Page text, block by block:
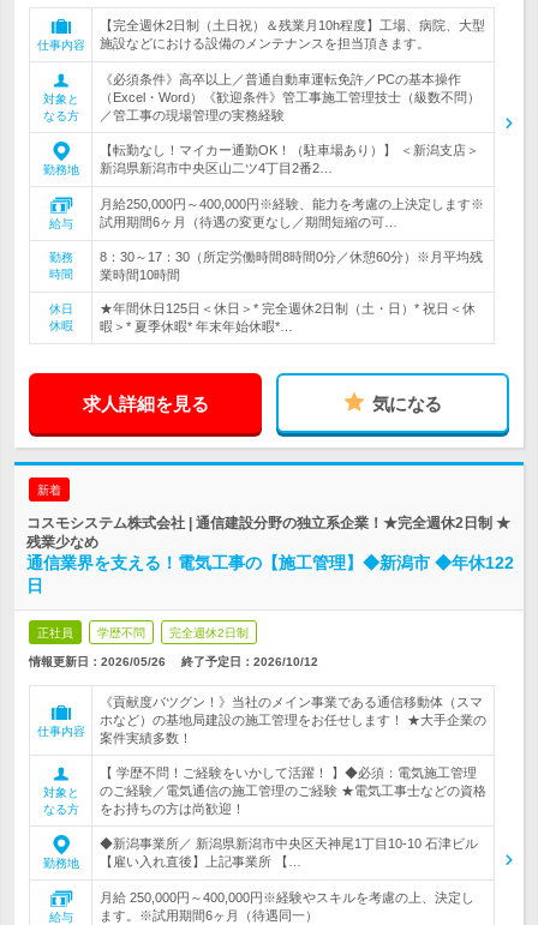
仕事内容
【完全週休2日制（土日祝）＆残業月10h程度】工場、病院、大型
施設などにおける設備のメンテナンスを担当頂きます。
対象と
なる方
《必須条件》高卒以上／普通自動車運転免許／PCの基本操作
（Excel・Word）《歓迎条件》管工事施工管理技士（級数不問）
／管工事の現場管理の実務経験
勤務地
【転勤なし！マイカー通勤OK！（駐車場あり）】 ＜新潟支店＞
新潟県新潟市中央区山二ツ4丁目2番2…
給与
月給250,000円～400,000円※経験、能力を考慮の上決定します※
試用期間6ヶ月（待遇の変更なし／期間短縮の可…
勤務
時間
8：30～17：30（所定労働時間8時間0分／休憩60分）※月平均残
業時間10時間
休日
休暇
★年間休日125日＜休日＞* 完全週休2日制（土・日）* 祝日＜休
暇＞* 夏季休暇* 年末年始休暇*…
求人詳細を見る 気になる
新着
コスモシステム株式会社 | 通信建設分野の独立系企業！★完全週休2日制 ★
残業少なめ
通信業界を支える！電気工事の【施工管理】◆新潟市 ◆年休122
日
正社員 学歴不問 完全週休2日制
情報更新日：2026/05/26 終了予定日： 2026/10/12
仕事内容
《貢献度バツグン！》当社のメイン事業である通信移動体（スマ
ホなど）の基地局建設の施工管理をお任せします！ ★大手企業の
案件実績多数！
対象と
なる方
【 学歴不問！ご経験をいかして活躍！ 】◆必須：電気施工管理
のご経験／電気通信の施工管理のご経験 ★電気工事士などの資格
をお持ちの方は尚歓迎！
勤務地
◆新潟事業所／ 新潟県新潟市中央区天神尾1丁目10-10 石津ビル
【雇い入れ直後】上記事業所 【…
給与
月給 250,000円～400,000円※経験やスキルを考慮の上、決定し
ます。※試用期間6ヶ月（待遇同一）